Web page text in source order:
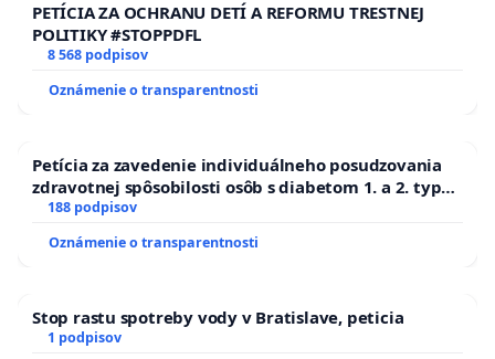
PETÍCIA ZA OCHRANU DETÍ A REFORMU TRESTNEJ
POLITIKY #STOPPDFL
8 568 podpisov
Oznámenie o transparentnosti
Petícia za zavedenie individuálneho posudzovania
zdravotnej spôsobilosti osôb s diabetom 1. a 2. typu
pri prijímaní do Policajného zboru SR
188 podpisov
Oznámenie o transparentnosti
Stop rastu spotreby vody v Bratislave, peticia
1 podpisov